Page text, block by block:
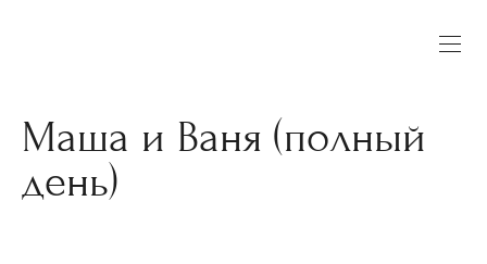
Маша и Ваня (полный
день)